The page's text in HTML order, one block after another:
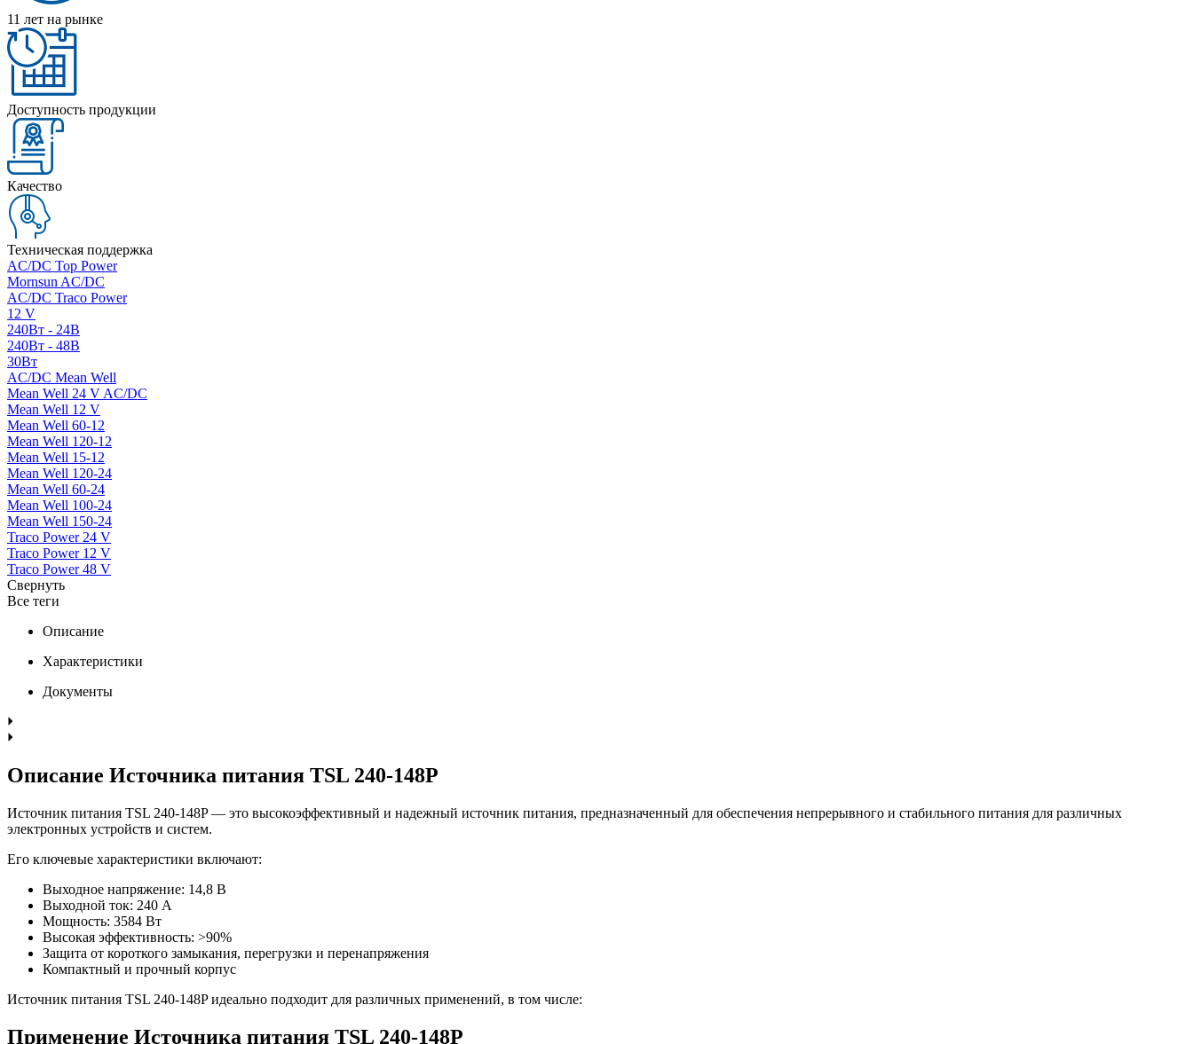
11 лет на рынке
Доступность продукции
Качество
Техническая поддержка
AC/DC Top Power
Mornsun AC/DC
AC/DC Traco Power
12 V
240Вт - 24В
240Вт - 48В
30Вт
AC/DC Mean Well
Mean Well 24 V AC/DC
Mean Well 12 V
Mean Well 60-12
Mean Well 120-12
Mean Well 15-12
Mean Well 120-24
Mean Well 60-24
Mean Well 100-24
Mean Well 150-24
Traco Power 24 V
Traco Power 12 V
Traco Power 48 V
Свернуть
Все теги
Описание
Характеристики
Документы
Описание Источника питания TSL 240-148P
Источник питания TSL 240-148P — это высокоэффективный и надежный источник питания, предназначенный для обеспечения непрерывного и стабильного питания для различных
электронных устройств и систем.
Его ключевые характеристики включают:
Выходное напряжение: 14,8 В
Выходной ток: 240 А
Мощность: 3584 Вт
Высокая эффективность: >90%
Защита от короткого замыкания, перегрузки и перенапряжения
Компактный и прочный корпус
Источник питания TSL 240-148P идеально подходит для различных применений, в том числе:
Применение Источника питания TSL 240-148P